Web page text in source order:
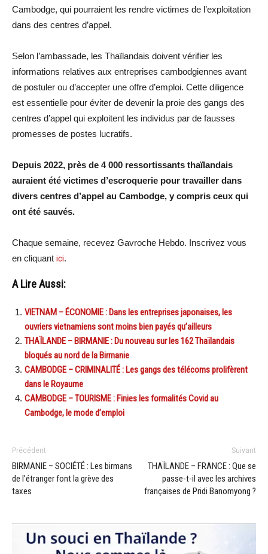
Cambodge, qui pourraient les rendre victimes de l’exploitation
dans des centres d’appel.
Selon l’ambassade, les Thaïlandais doivent vérifier les
informations relatives aux entreprises cambodgiennes avant
de postuler ou d’accepter une offre d’emploi. Cette diligence
est essentielle pour éviter de devenir la proie des gangs des
centres d’appel qui exploitent les individus par de fausses
promesses de postes lucratifs.
Depuis 2022, près de 4 000 ressortissants thaïlandais
auraient été victimes d’escroquerie pour travailler dans
divers centres d’appel au Cambodge, y compris ceux qui
ont été sauvés.
Chaque semaine, recevez Gavroche Hebdo. Inscrivez vous
en cliquant ici.
A Lire Aussi:
VIETNAM – ÉCONOMIE : Dans les entreprises japonaises, les
ouvriers vietnamiens sont moins bien payés qu’ailleurs
THAÏLANDE – BIRMANIE : Du nouveau sur les 162 Thaïlandais
bloqués au nord de la Birmanie
CAMBODGE – CRIMINALITÉ : Les gangs des télécoms prolifèrent
dans le Royaume
CAMBODGE – TOURISME : Finies les formalités Covid au
Cambodge, le mode d’emploi
Précédent
BIRMANIE – SOCIÉTÉ : Les birmans
de l’étranger font la grève des
taxes
Suivant
THAÏLANDE – FRANCE : Que se
passe-t-il avec les archives
françaises de Pridi Banomyong ?